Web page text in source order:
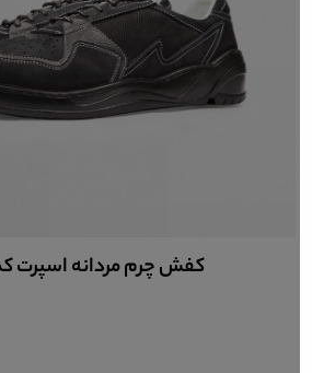
کفش چرم مردانه اسپرت کد M2904